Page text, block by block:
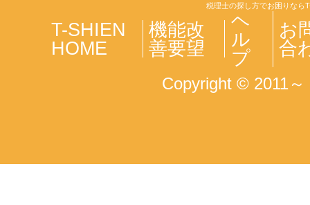
税理士の探し方でお困りなら
T-SHIEN
HOME
機能改
善要望
ヘ
ル
プ
お
合
Copyright © 2011